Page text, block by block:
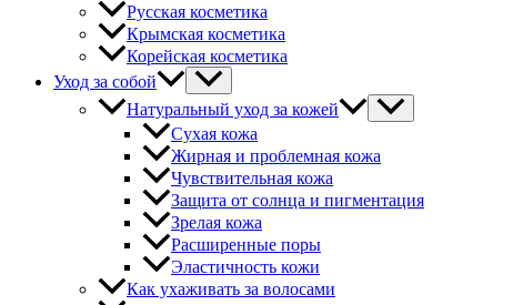
Русская косметика
Крымская косметика
Корейская косметика
Уход за собой
Натуральный уход за кожей
Сухая кожа
Жирная и проблемная кожа
Чувствительная кожа
Защита от солнца и пигментация
Зрелая кожа
Расширенные поры
Эластичность кожи
Как ухаживать за волосами